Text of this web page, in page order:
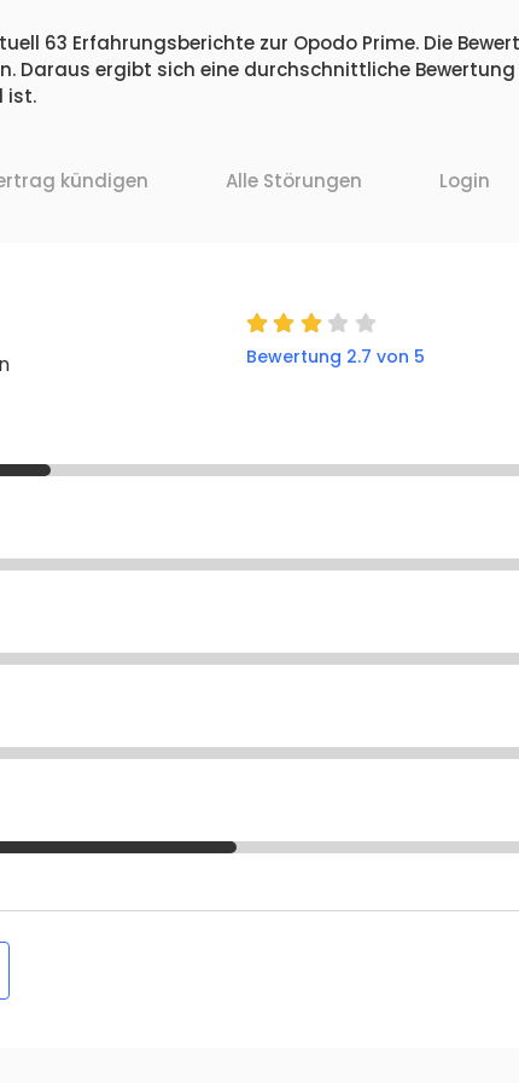
63 Erfahrungsberichte zur Opodo Prime. Die
Daraus ergibt sich eine durchschnittliche
ist.
kündigen Alle Störungen Login
Bewertung 2.7 von 5